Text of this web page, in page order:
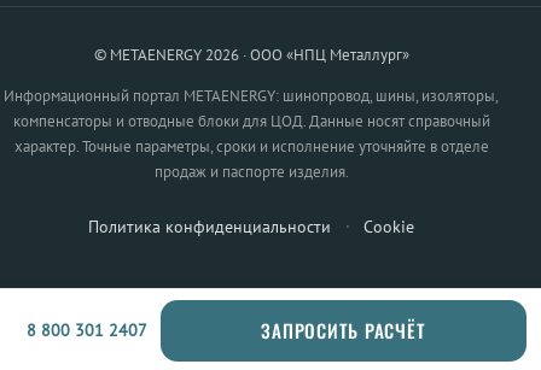
© METAENERGY 2026 · ООО «НПЦ Металлург»
Информационный портал METAENERGY: шинопровод, шины, изоляторы,
компенсаторы и отводные блоки для ЦОД. Данные носят справочный
характер. Точные параметры, сроки и исполнение уточняйте в отделе
продаж и паспорте изделия.
Политика конфиденциальности · Cookie
8 800 301 2407 ЗАПРОСИТЬ РАСЧЁТ